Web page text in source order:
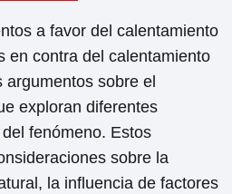
a favor del calentamiento
en contra del calentamiento
sobre el
exploran diferentes
fenómeno. Estos
sobre la
la influencia de factores